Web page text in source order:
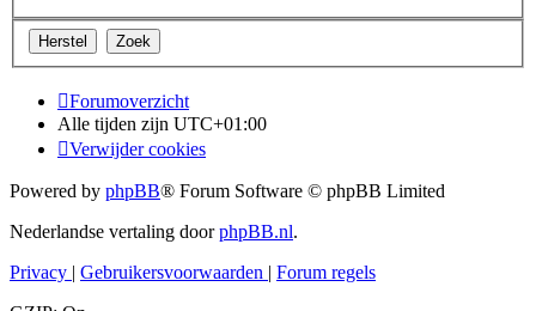
Forumoverzicht
Alle tijden zijn UTC+01:00
Verwijder cookies
Powered by phpBB® Forum Software © phpBB Limited
Nederlandse vertaling doorphpBB.nl.
Privacy | Gebruikersvoorwaarden | Forum regels